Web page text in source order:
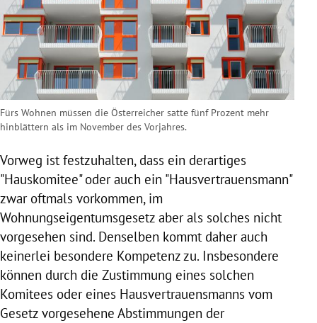
Fürs Wohnen müssen die Österreicher satte fünf Prozent mehr
hinblättern als im November des Vorjahres.
Vorweg ist festzuhalten, dass ein derartiges
"Hauskomitee" oder auch ein "Hausvertrauensmann"
zwar oftmals vorkommen, im
Wohnungseigentumsgesetz aber als solches nicht
vorgesehen sind. Denselben kommt daher auch
keinerlei besondere Kompetenz zu. Insbesondere
können durch die Zustimmung eines solchen
Komitees oder eines Hausvertrauensmanns vom
Gesetz vorgesehene Abstimmungen der